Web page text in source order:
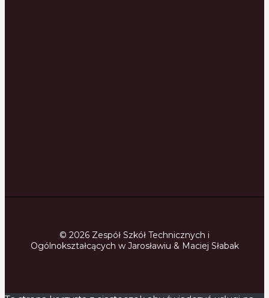
© 2026 Zespół Szkół Technicznych i
Ogólnokształcących w Jarosławiu & Maciej Słabak